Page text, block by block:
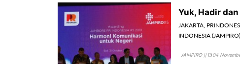
Yuk, Hadir
JAKARTA,
INDONESIA
JAMPIRO|| 04